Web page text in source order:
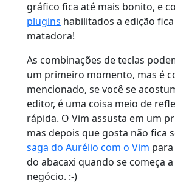
gráfico fica até mais bonito, e
plugins habilitados a edição
matadora!
As combinações de teclas
um primeiro momento, mas é
mencionado, se você se
editor, é uma coisa meio de
rápida. O Vim assusta em um
mas depois que gosta não fica
saga do Aurélio com o Vim
do abacaxi quando se começa
negócio. :-)